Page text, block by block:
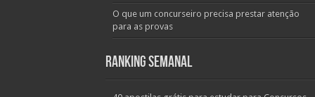
O que um concurseiro precisa prestar atenção
para as provas
Ranking Semanal